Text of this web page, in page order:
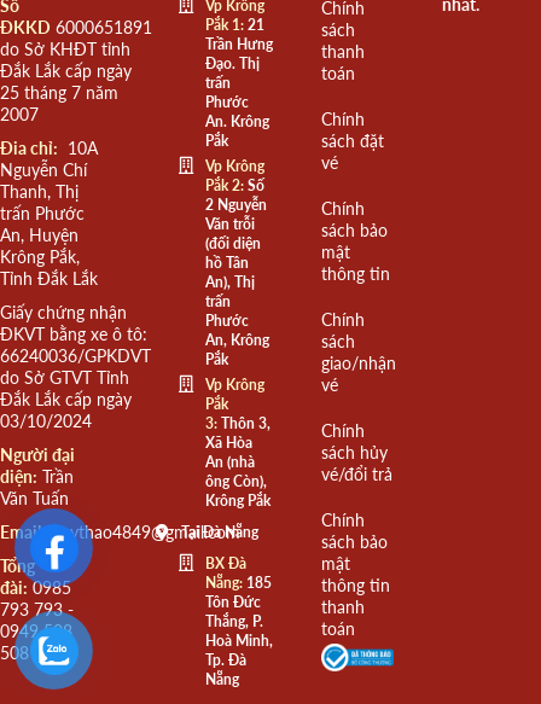
Số
ĐKKD 6000651891
do Sở KHĐT tỉnh
Đắk Lắk cấp ngày
25 tháng 7 năm
2007
Đia chỉ: 10A
Nguyễn Chí
Thanh, Thị
trấn Phước
An, Huyện
Krông Pắk,
Tỉnh Đắk Lắk
Giấy chứng nhận
ĐKVT bằng xe ô tô:
66240036/GPKDVT
do Sở GTVT Tỉnh
Đắk Lắk cấp ngày
03/10/2024
Người đại
diện: Trần
Văn Tuấn
Email: quythao4849@gmail.com
Tổng
đài: 0985
793 793 -
0949 508
508
Vp Krông
Pắk 1:21
Trần Hưng
Đạo. Thị
trấn
Phước
An. Krông
Pắk
Vp Krông
Pắk 2:Số
2 Nguyễn
Văn trỗi
(đối diện
hồ Tân
An), Thị
trấn
Phước
An, Krông
Pắk
Vp Krông
Pắk
3:Thôn 3,
Xã Hòa
An (nhà
ông Còn),
Krông Pắk
Tại Đà Nẵng
BX Đà
Nẵng:185
Tôn Đức
Thắng, P.
Hoà Minh,
Tp. Đà
Nẵng
Chính
sách
thanh
toán
Chính
sách đặt
vé
Chính
sách bảo
mật
thông tin
Chính
sách
giao/nhận
vé
Chính
sách hủy
vé/đổi trả
Chính
sách bảo
mật
thông tin
thanh
toán
nhất.